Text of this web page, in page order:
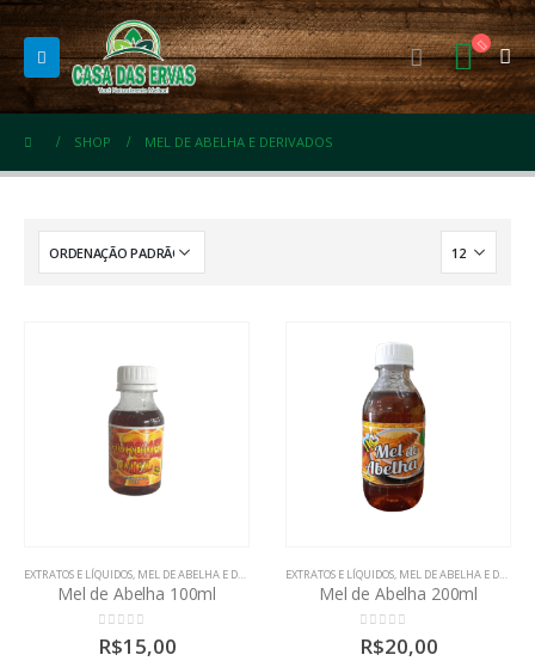
SHOP MEL DE ABELHA E DERIVADOS
EXTRATOS E LÍQUIDOS, MEL DE ABELHA E DERIVADOS ,OUTROS, XAROPES
Mel de Abelha 100ml
0out of 5
R$15,00
EXTRATOS E LÍQUIDOS, MEL DE ABELHA E DERIVADOS
Mel de Abelha 200ml
0out of 5
R$20,00